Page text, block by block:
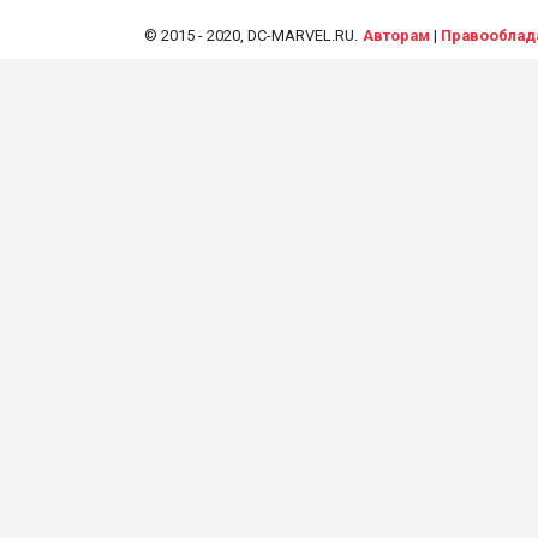
© 2015 - 2020, DC-MARVEL.RU. Авторам |